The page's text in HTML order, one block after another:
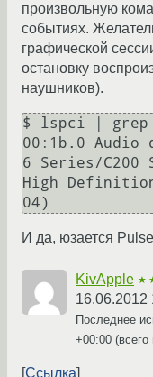
произвольную
событиях.
графической
остановку
наушников).
$ lspci | grep
00:1b.0
6 Series/C200
High
И да, юзается
KivApple
16.06.2012
Последнее
+00:00
Ссылка